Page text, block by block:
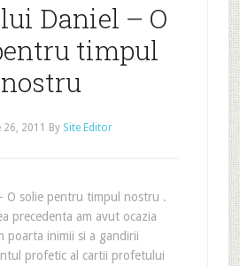
Daniel – O
timpul
nostru
2011 By Site Editor
O solie pentru timpul nostru .
am avut ocazia
poarta inimii si a gandirii
profetic al cartii profetului